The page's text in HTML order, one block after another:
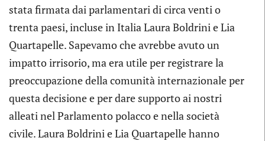
stata firmata dai parlamentari di circa venti o
trenta paesi, incluse in Italia Laura Boldrini e Lia
Quartapelle. Sapevamo che avrebbe avuto un
impatto irrisorio, ma era utile per registrare la
preoccupazione della comunità internazionale per
questa decisione e per dare supporto ai nostri
alleati nel Parlamento polacco e nella società
civile. Laura Boldrini e Lia Quartapelle hanno